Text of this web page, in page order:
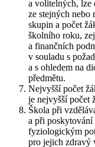
a volitelných, lze
ze stejných nebo
skupin a počet
školního roku,
a finančních
v souladu s
a s ohledem na
předmětu.
Nejvyšší počet
je nejvyšší počet
Škola při
a při
fyziologickým
pro jejich zdravý